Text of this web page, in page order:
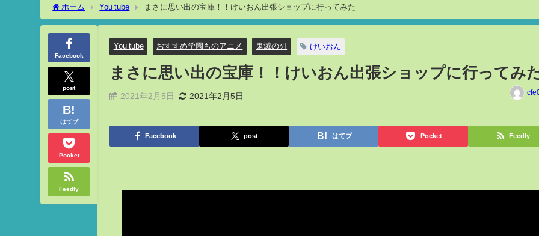
ホーム You tube まさに思い出の宝庫！！けいおん出張ショップに行ってみた
Facebook
post
はてブ
Pocket
Feedly
You tube おすすめ学園ものアニメ 鬼滅の刃 けいおん
まさに思い出の宝庫！！けいおん出張ショップに行ってみ
2021年2月5日 2021年2月5日
Facebook post はてブ Pocket Feedly